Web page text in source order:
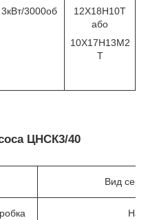
3кВт/3000об
12Х18Н10Т
або
10Х17Н13М2
Т
ЦНСК3/40
Вид